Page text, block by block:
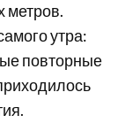
метров.
утра:
повторные